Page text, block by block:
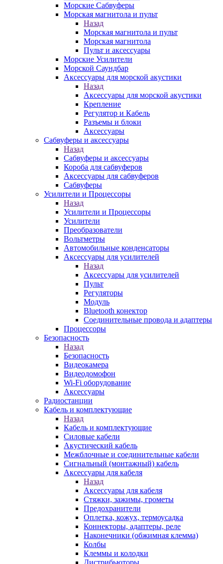
Морские Сабвуферы
Морская магнитола и пульт
Назад
Морская магнитола и пульт
Морская магнитола
Пульт и аксессуары
Морские Усилители
Морской Cаундбар
Аксессуары для морской акустики
Назад
Аксессуары для морской акустики
Крепление
Регулятор и Кабель
Разъемы и блоки
Аксессуары
Сабвуферы и аксессуары
Назад
Сабвуферы и аксессуары
Короба для сабвуферов
Аксессуары для сабвуферов
Сабвуферы
Усилители и Процессоры
Назад
Усилители и Процессоры
Усилители
Преобразователи
Вольтметры
Автомобильные конденсаторы
Аксессуары для усилителей
Назад
Аксессуары для усилителей
Пульт
Регуляторы
Модуль
Bluetooth конектор
Соединительные провода и адаптеры
Процессоры
Безопасность
Назад
Безопасность
Видеокамера
Видеодомофон
Wi-Fi оборудование
Аксессуары
Радиостанции
Кабель и комплектующие
Назад
Кабель и комплектующие
Силовые кабели
Акустический кабель
Межблочные и соединительные кабели
Сигнальный (монтажный) кабель
Аксессуары для кабеля
Назад
Аксессуары для кабеля
Стяжки, зажимы, грометы
Предохранители
Оплетка, кожух, термоусадка
Коннекторы, адаптеры, реле
Наконечники (обжимная клемма)
Колбы
Клеммы и колодки
Дистрибьюторы